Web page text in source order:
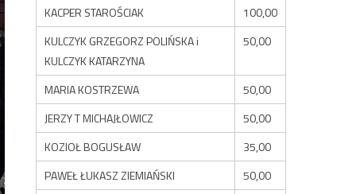
KACPER STAROŚCIAK
100,00
KULCZYK GRZEGORZ POLIŃSKA i
KULCZYK KATARZYNA
50,00
MARIA KOSTRZEWA
50,00
JERZY T MICHAJŁOWICZ
50,00
KOZIOŁ BOGUSŁAW
35,00
PAWEŁ ŁUKASZ ZIEMIAŃSKI
50,00